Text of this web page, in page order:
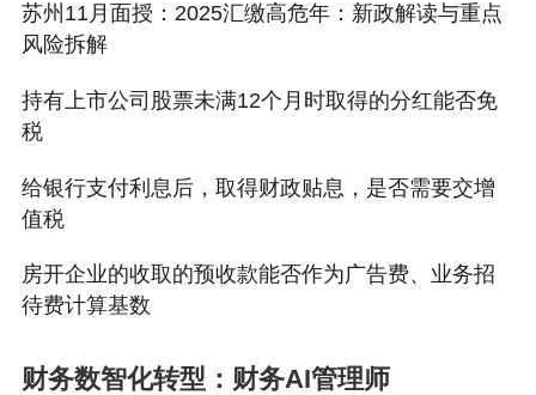
计账簿，像丰科生物在与银行签订监管协议后，
每日将个人账户资金转入公司账户，且账务处理
规范（来源于IPO项目申报材料），那么在企业
税义务的情形，也就没有被追缴企业所得税的风
险。
（二）个人所得税风险
所得税方面的误解。若不能明确资金权属，税务
苏州11月面授：2025汇缴高危年：新政解读与重点
风险拆解
持有上市公司股票未满12个月时取得的分红能否免
税
给银行支付利息后，取得财政贴息，是否需要交增
值税
房开企业的收取的预收款能否作为广告费、业务招
待费计算基数
财务数智化转型：财务AI管理师